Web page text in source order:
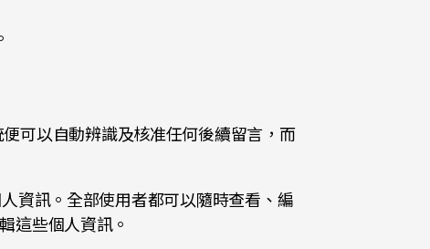
可以自動辨識及核准任何後續留言，而
資訊。全部使用者都可以隨時查看、編
這些個人資訊。